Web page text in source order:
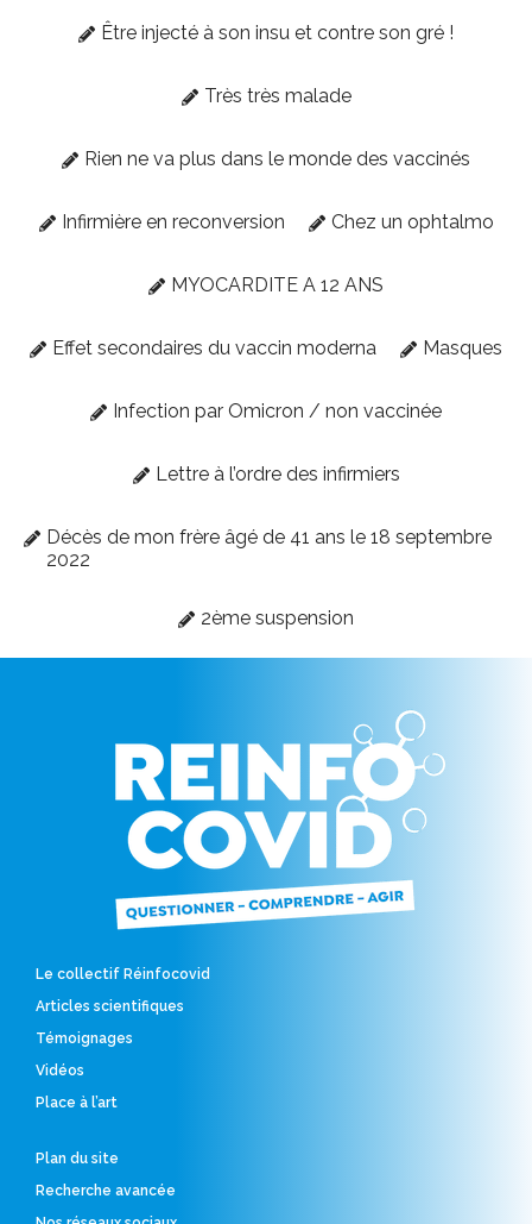
Être injecté à son insu et contre son gré !
Très très malade
Rien ne va plus dans le monde des vaccinés
Infirmière en reconversion Chez un ophtalmo
MYOCARDITE A 12 ANS
Effet secondaires du vaccin moderna Masques
Infection par Omicron / non vaccinée
Lettre à l’ordre des infirmiers
Décès de mon frère âgé de 41 ans le 18 septembre
2022
2ème suspension
Le collectif Réinfocovid
Articles scientifiques
Témoignages
Vidéos
Place à l’art
Plan du site
Recherche avancée